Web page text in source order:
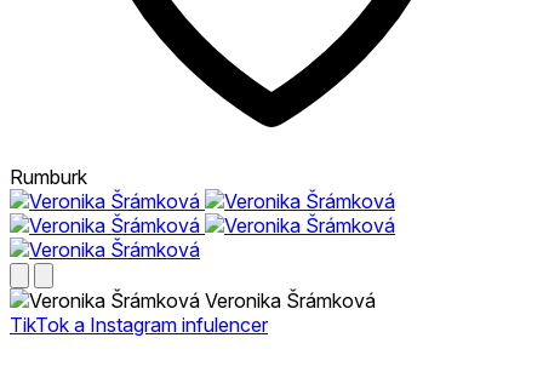
Rumburk
Veronika Šrámková
TikTok a Instagram infulencer